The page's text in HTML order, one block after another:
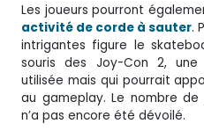
Les joueurs pourront
activité de corde à sauter.
intrigantes figure le
souris des Joy-Con 2,
utilisée mais qui pourrait
au gameplay. Le nombre
n’a pas encore été dévoilé.